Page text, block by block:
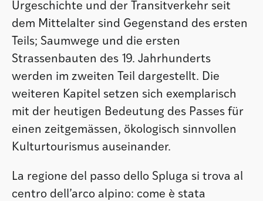
Urgeschichte und der Transitverkehr seit
dem Mittelalter sind Gegenstand des ersten
Teils; Saumwege und die ersten
Strassenbauten des 19. Jahrhunderts
werden im zweiten Teil dargestellt. Die
weiteren Kapitel setzen sich exemplarisch
mit der heutigen Bedeutung des Passes für
einen zeitgemässen, ökologisch sinnvollen
Kulturtourismus auseinander.
La regione del passo dello Spluga si trova al
centro dell’arco alpino: come è stata